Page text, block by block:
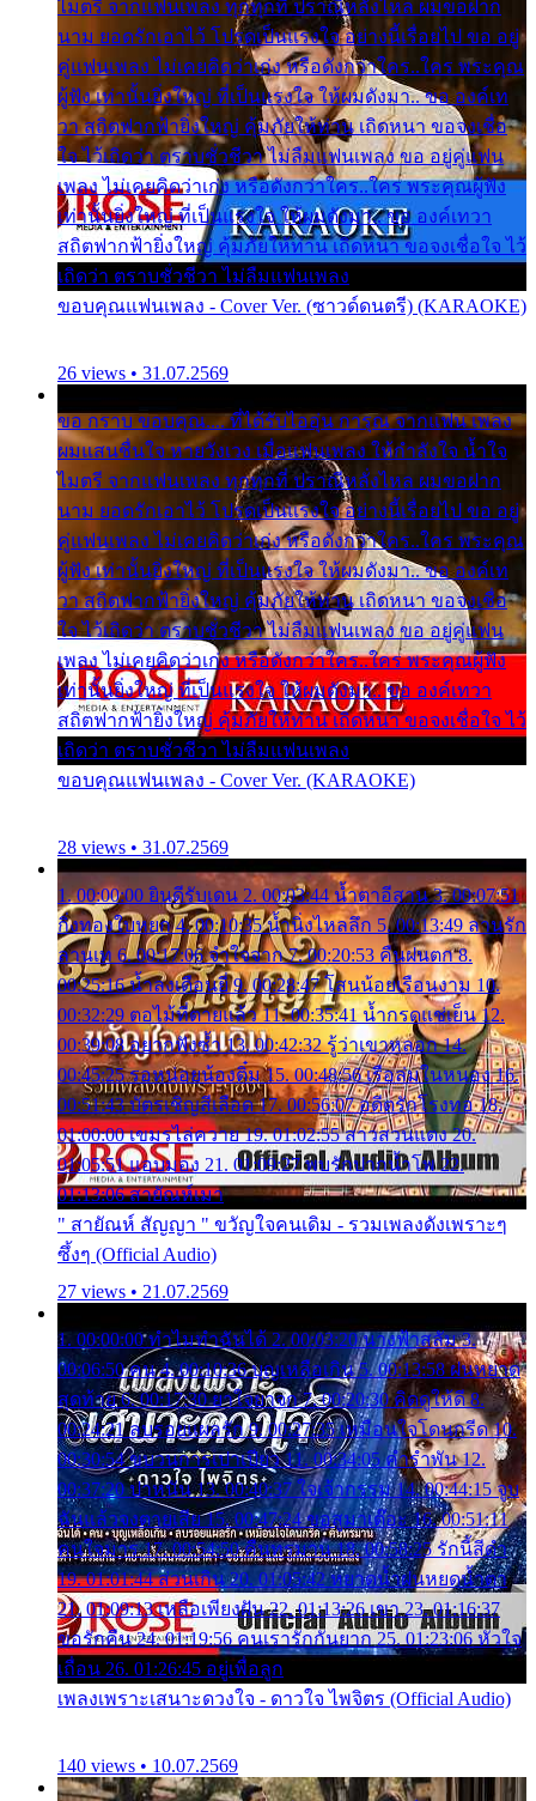
ไมตรี จากแฟนเพลง ทุกทุกที่ ปราณีหลั่งไหล ผมขอฝาก
นาม ยอดรักเอาไว้ โปรดเป็นแรงใจ อย่างนี้เรื่อยไป ขอ อยู่
คู่แฟนเพลง ไม่เคยคิดว่าเก่ง หรือดังกว่าใคร..ใคร พระคุณ
ผู้ฟัง เท่านั้นยิ่งใหญ่ ที่เป็นแรงใจ ให้ผมดังมา.. ขอ องค์เท
วา สถิตฟากฟ้ายิ่งใหญ่ คุ้มภัยให้ท่าน เถิดหนา ขอจงเชื่อ
ใจ ไว้เถิดว่า ตราบชั่วชีวา ไม่ลืมแฟนเพลง ขอ อยู่คู่แฟน
เพลง ไม่เคยคิดว่าเก่ง หรือดังกว่าใคร..ใคร พระคุณผู้ฟัง
เท่านั้นยิ่งใหญ่ ที่เป็นแรงใจ ให้ผมดังมา.. ขอ องค์เทวา
สถิตฟากฟ้ายิ่งใหญ่ คุ้มภัยให้ท่าน เถิดหนา ขอจงเชื่อใจ ไว้
เถิดว่า ตราบชั่วชีวา ไม่ลืมแฟนเพลง
ขอบคุณแฟนเพลง - Cover Ver. (ซาวด์ดนตรี) (KARAOKE)
26 views • 31.07.2569
ขอ กราบ ขอบคุณ.... ที่ได้รับไออุ่น การุณ จากแฟน เพลง
ผมแสนชื่นใจ หายวังเวง เมื่อแฟนเพลง ให้กำลังใจ น้ำใจ
ไมตรี จากแฟนเพลง ทุกทุกที่ ปราณีหลั่งไหล ผมขอฝาก
นาม ยอดรักเอาไว้ โปรดเป็นแรงใจ อย่างนี้เรื่อยไป ขอ อยู่
คู่แฟนเพลง ไม่เคยคิดว่าเก่ง หรือดังกว่าใคร..ใคร พระคุณ
ผู้ฟัง เท่านั้นยิ่งใหญ่ ที่เป็นแรงใจ ให้ผมดังมา.. ขอ องค์เท
วา สถิตฟากฟ้ายิ่งใหญ่ คุ้มภัยให้ท่าน เถิดหนา ขอจงเชื่อ
ใจ ไว้เถิดว่า ตราบชั่วชีวา ไม่ลืมแฟนเพลง ขอ อยู่คู่แฟน
เพลง ไม่เคยคิดว่าเก่ง หรือดังกว่าใคร..ใคร พระคุณผู้ฟัง
เท่านั้นยิ่งใหญ่ ที่เป็นแรงใจ ให้ผมดังมา.. ขอ องค์เทวา
สถิตฟากฟ้ายิ่งใหญ่ คุ้มภัยให้ท่าน เถิดหนา ขอจงเชื่อใจ ไว้
เถิดว่า ตราบชั่วชีวา ไม่ลืมแฟนเพลง
ขอบคุณแฟนเพลง - Cover Ver. (KARAOKE)
28 views • 31.07.2569
1. 00:00:00 ยินดีรับเดน 2. 00:03:44 น้ำตาอีสาน 3. 00:07:51
กิ่งทองใบหยก 4. 00:10:35 น้ำนิ่งไหลลึก 5. 00:13:49 ลานรัก
ลานเท 6. 00:17:06 จำใจจาก 7. 00:20:53 คืนฝนตก 8.
00:25:16 น้ำลงเดือนยี่ 9. 00:28:47 โสนน้อยเรือนงาม 10.
00:32:29 ตอไม้ที่ตายแล้ว 11. 00:35:41 น้ำกรดแช่เย็น 12.
00:39:08 อยากฟังซ้ำ 13. 00:42:32 รู้ว่าเขาหลอก 14.
00:45:25 รอหน่อยน้องติ๋ม 15. 00:48:56 เรือล่มในหนอง 16.
00:51:43 บัตรเชิญสีเลือด 17. 00:56:07 อดีตรักโรงทอ 18.
01:00:00 เขมรไล่ควาย 19. 01:02:55 สาวสวนแตง 20.
01:05:51 แอบมอง 21. 01:09:27 พบรักปากน้ำโพ 22.
01:13:06 สายัณห์เมา
" สายัณห์ สัญญา " ขวัญใจคนเดิม - รวมเพลงดังเพราะๆ
ซึ้งๆ (Official Audio)
27 views • 21.07.2569
1. 00:00:00 ทำไมทำฉันได้ 2. 00:03:20 นางฟ้าสลัม 3.
00:06:50 คน 4. 00:10:36 บุญเหลือเกิน 5. 00:13:58 ฝนหยาด
สุดท้าย 6. 00:17:30 ยาใจยาจก 7. 00:20:30 คิดดูให้ดี 8.
00:24:21 ลบรอยแผลรัก 9. 00:27:35 เหมือนใจโดนกรีด 10.
00:30:54 ขบวนการเปาเปียว 11. 00:34:05 คำรำพัน 12.
00:37:20 ปาหนัน 13. 00:40:37 ใจเจ้ากรรม 14. 00:44:15 จูบ
ฉันแล้วจงตายเสีย 15. 00:47:24 ขอสูมาเต๊อะ 16. 00:51:11
คนใจมาร 17. 00:54:50 คืนทรมาน 18. 00:58:25 รักนี้สีดำ
19. 01:01:44 ส่วนเกิน 20. 01:05:42 หยาดน้ำฝนหยดน้ำตา
21. 01:09:13 เหลือเพียงฝัน 22. 01:13:26 เขา 23. 01:16:37
ขอรักคืน 24. 01:19:56 คนเรารักกันยาก 25. 01:23:06 หัวใจ
เถื่อน 26. 01:26:45 อยู่เพื่อลูก
เพลงเพราะเสนาะดวงใจ - ดาวใจ ไพจิตร (Official Audio)
140 views • 10.07.2569